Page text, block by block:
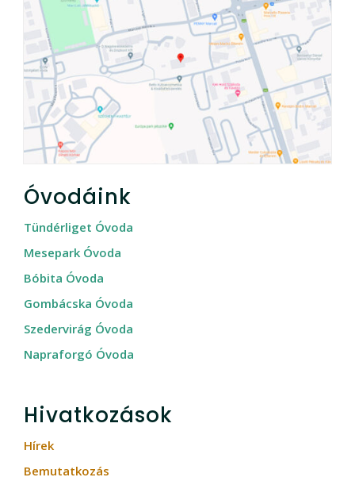
Óvodáink
Tündérliget Óvoda
Mesepark Óvoda
Bóbita Óvoda
Gombácska Óvoda
Szedervirág Óvoda
Napraforgó Óvoda
Hivatkozások
Hírek
Bemutatkozás